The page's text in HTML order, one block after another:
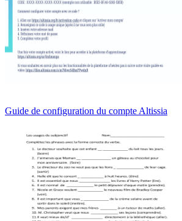
Guide de configuration du compte Altissia